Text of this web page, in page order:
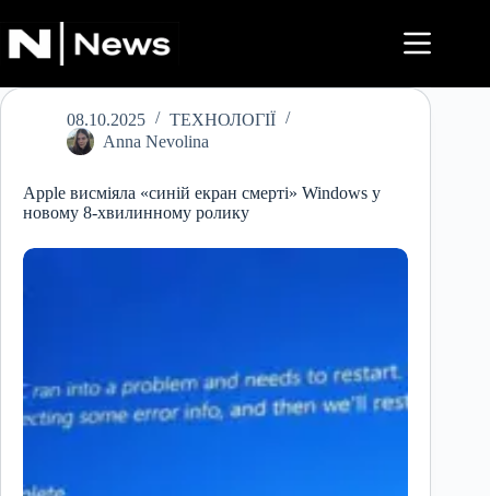
до
вмісту
08.10.2025
ТЕХНОЛОГІЇ
Anna Nevolina
Apple висміяла «синій екран смерті» Windows у
новому 8-хвилинному ролику